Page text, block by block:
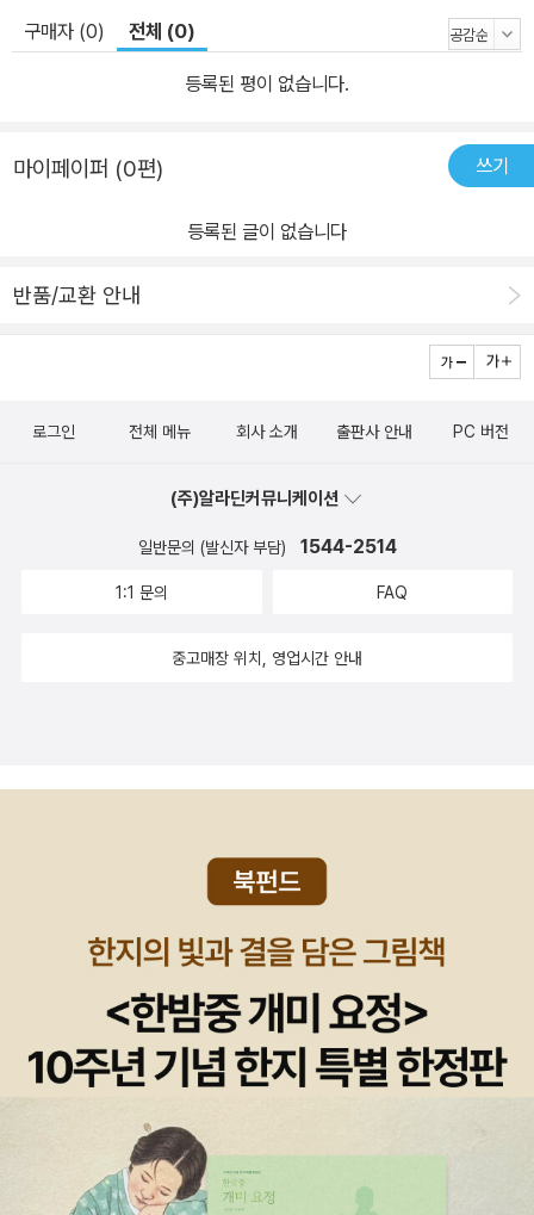
구매자 (0) 전체 (0)
등록된 평이 없습니다.
마이페이퍼 (0편) 쓰기
등록된 글이 없습니다
반품/교환 안내
로그인 전체 메뉴 회사 소개 출판사 안내 PC 버전
(주)알라딘커뮤니케이션
일반문의 (발신자 부담) 1544-2514
1:1 문의 FAQ
중고매장 위치, 영업시간 안내